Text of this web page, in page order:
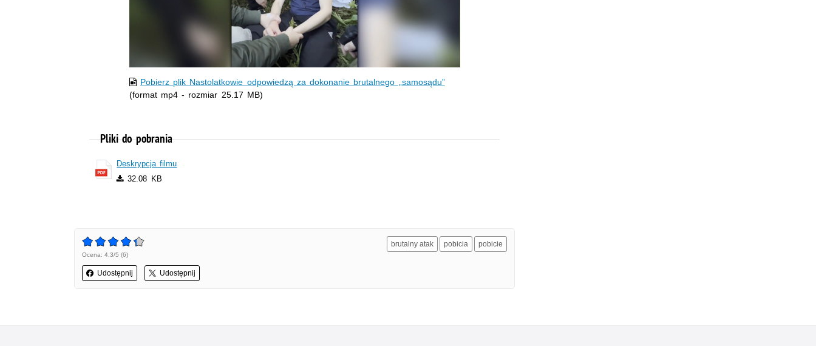
wideo
Pobierz plik Nastolatkowie odpowiedzą za dokonanie brutalnego „samosądu”
(format mp4 - rozmiar 25.17 MB)
Pliki do pobrania
Deskrypcja filmu
32.08 KB
Ocena: 4.3/5 (6)
Udostępnij Udostępnij
brutalny atak pobicia pobicie